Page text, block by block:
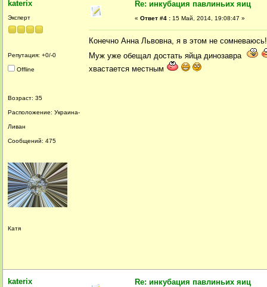
katerix
Эксперт
Репутация: +0/-0
Offline
Возраст: 35
Расположение: Украина-
Ливан
Сообщений: 475
Катя
Re: инкубация павлиньих яиц
« Ответ #4 : 15 Май, 2014, 19:08:47 »
Конечно Анна Львовна, я в этом не
Муж уже обещал достать яйца динозавра
хвастается местным
katerix Re: инкубация павлиньих яиц